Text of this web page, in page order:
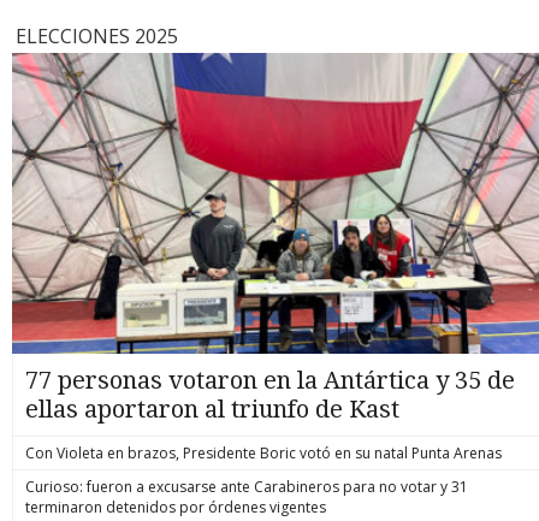
ELECCIONES 2025
77 personas votaron en la Antártica y 35 de
ellas aportaron al triunfo de Kast
Con Violeta en brazos, Presidente Boric votó en su natal Punta Arenas
Curioso: fueron a excusarse ante Carabineros para no votar y 31
terminaron detenidos por órdenes vigentes